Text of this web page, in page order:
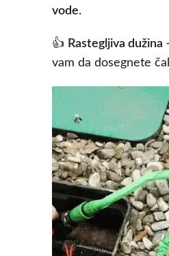
vode.
👍 Rastegljiva dužina
vam da dosegnete